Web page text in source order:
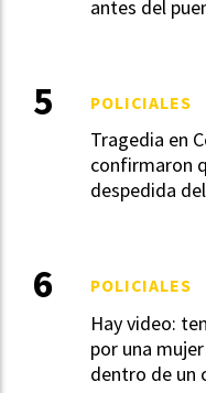
antes del
Tragedia en
confirmaron
despedida
POLICIALES
Hay video:
por una
dentro de un
POLICIALES